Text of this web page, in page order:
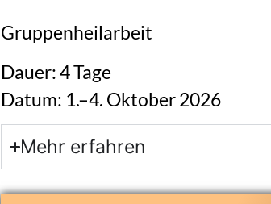
Gruppenheilarbeit
Dauer: 4 Tage
Datum: 1.–4. Oktober 2026
Mehr erfahren